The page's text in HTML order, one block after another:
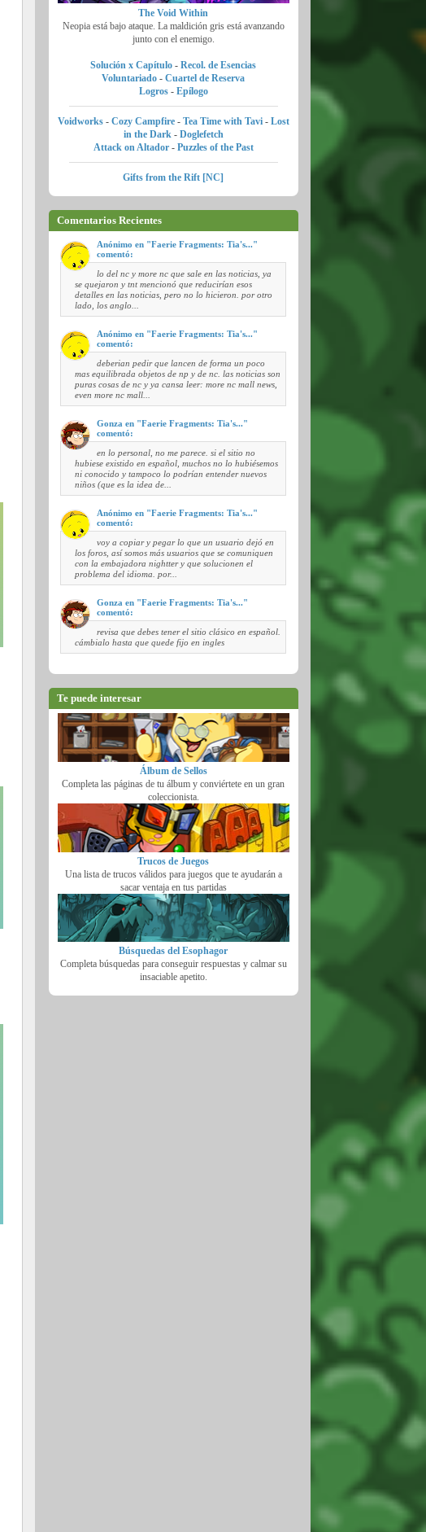
The Void Within
Neopia está bajo ataque. La maldición gris está avanzando
junto con el enemigo.
Solución x Capítulo -Recol. de Esencias
Voluntariado -Cuartel de Reserva
Logros- Epílogo
Voidworks- Cozy Campfire - Tea Time with Tavi- Lost
in the Dark- Doglefetch
Attack on Altador- Puzzles of the Past
Gifts from the Rift [NC]
Comentarios Recientes
Anónimo en "Faerie Fragments: Tia's..."
comentó:
lo del nc y more nc que sale en las noticias, ya
se quejaron y tnt mencionó que reducirían esos
detalles en las noticias, pero no lo hicieron. por otro
lado, los anglo...
Anónimo en "Faerie Fragments: Tia's..."
comentó:
deberian pedir que lancen de forma un poco
mas equilibrada objetos de np y de nc. las noticias son
puras cosas de nc y ya cansa leer: more nc mall news,
even more nc mall...
Gonza en "Faerie Fragments: Tia's..."
comentó:
en lo personal, no me parece. si el sitio no
hubiese existido en español, muchos no lo hubiésemos
ni conocido y tampoco lo podrían entender nuevos
niños (que es la idea de...
Anónimo en "Faerie Fragments: Tia's..."
comentó:
voy a copiar y pegar lo que un usuario dejó en
los foros, así somos más usuarios que se comuniquen
con la embajadora nightter y que solucionen el
problema del idioma. por...
Gonza en "Faerie Fragments: Tia's..."
comentó:
revisa que debes tener el sitio clásico en español.
cámbialo hasta que quede fijo en ingles
Te puede interesar
Álbum de Sellos
Completa las páginas de tu álbum y conviértete en un gran
coleccionista.
Trucos de Juegos
Una lista de trucos válidos para juegos que te ayudarán a
sacar ventaja en tus partidas
Búsquedas del Esophagor
Completa búsquedas para conseguir respuestas y calmar su
insaciable apetito.